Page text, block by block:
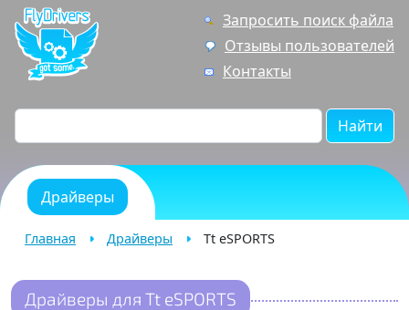
Запросить поиск файла
Отзывы пользователей
Контакты
Найти
Драйверы
Главная Драйверы Tt eSPORTS
Драйверы для Tt eSPORTS